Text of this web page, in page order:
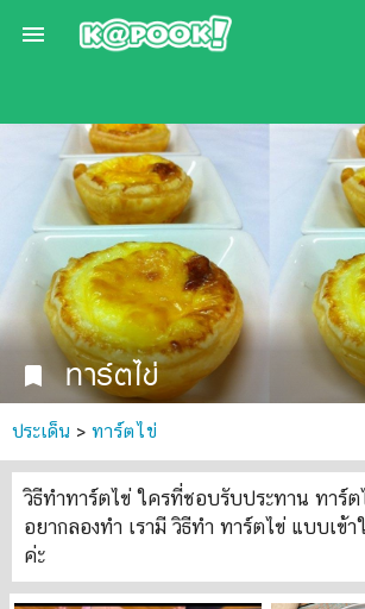

bookmark ทาร์ตไข่
ประเด็น > ทาร์ตไข่
วิธีทำทาร์ตไข่ ใครที่ชอบรับประทาน ทาร์
อยากลองทำ เรามี วิธีทำ ทาร์ตไข่ แบบเข้
ค่ะ